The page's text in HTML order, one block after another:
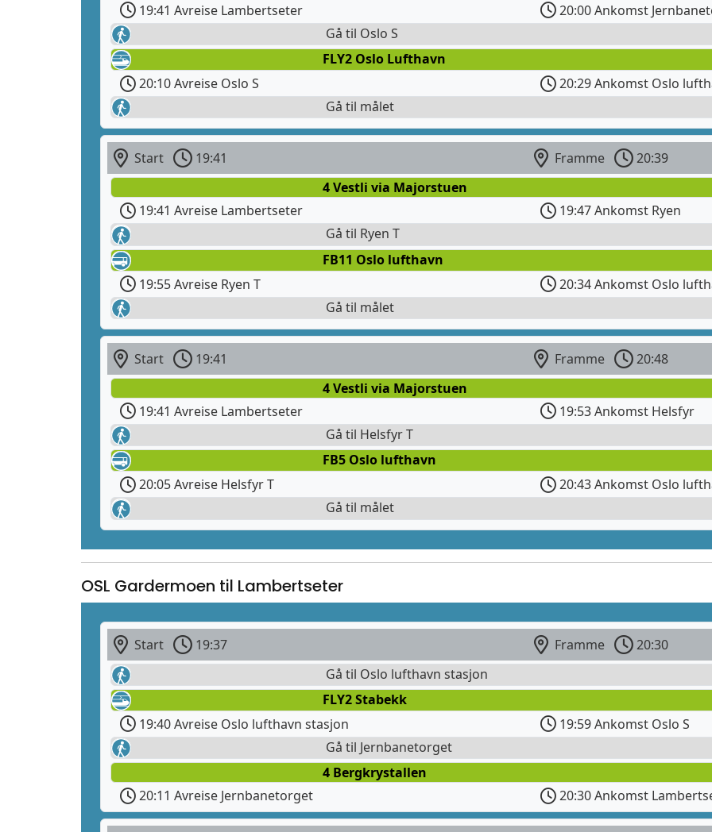
19:41 Avreise Lambertseter
20:00 Ankomst
Gå til Oslo S
FLY2 Oslo Lufthavn
20:10 Avreise Oslo S
20:29 Ankomst Oslo
Gå til målet
Start 19:41 Framme
20:39
4 Vestli via Majorstuen
19:41 Avreise Lambertseter
19:47 Ankomst Ryen
Gå til Ryen T
FB11 Oslo lufthavn
19:55 Avreise Ryen T
20:34 Ankomst Oslo
Gå til målet
Start 19:41 Framme
20:48
4 Vestli via Majorstuen
19:41 Avreise Lambertseter
19:53 Ankomst Helsfyr
Gå til Helsfyr T
FB5 Oslo lufthavn
20:05 Avreise Helsfyr T
20:43 Ankomst Oslo
Gå til målet
OSL Gardermoen til Lambertseter
Start 19:37 Framme
20:30
Gå til Oslo lufthavn stasjon
FLY2 Stabekk
19:40 Avreise Oslo lufthavn stasjon
19:59 Ankomst Oslo S
Gå til Jernbanetorget
4 Bergkrystallen
20:11 Avreise Jernbanetorget
20:30 Ankomst